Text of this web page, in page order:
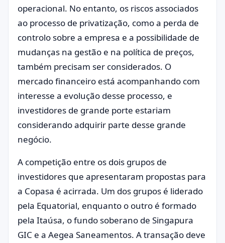
operacional. No entanto, os riscos associados
ao processo de privatização, como a perda de
controlo sobre a empresa e a possibilidade de
mudanças na gestão e na política de preços,
também precisam ser considerados. O
mercado financeiro está acompanhando com
interesse a evolução desse processo, e
investidores de grande porte estariam
considerando adquirir parte desse grande
negócio.
A competição entre os dois grupos de
investidores que apresentaram propostas para
a Copasa é acirrada. Um dos grupos é liderado
pela Equatorial, enquanto o outro é formado
pela Itaúsa, o fundo soberano de Singapura
GIC e a Aegea Saneamentos. A transação deve